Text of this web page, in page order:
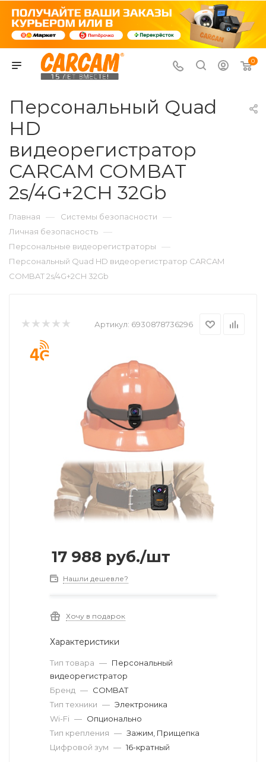
0
Персональный Quad
HD
видеорегистратор
CARCAM COMBAT
2s/4G+2CH 32Gb
Главная — Системы безопасности —
Личная безопасность —
Персональные видеорегистраторы —
Персональный Quad HD видеорегистратор CARCAM
COMBAT 2s/4G+2CH 32Gb
Артикул: 6930878736296
17 988 руб./шт
Нашли дешевле?
Хочу в подарок
Характеристики
Тип товара — Персональный
видеорегистратор
Бренд — COMBAT
Тип техники — Электроника
Wi-Fi — Опционально
Тип крепления — Зажим, Прищепка
Цифровой зум — 16-кратный